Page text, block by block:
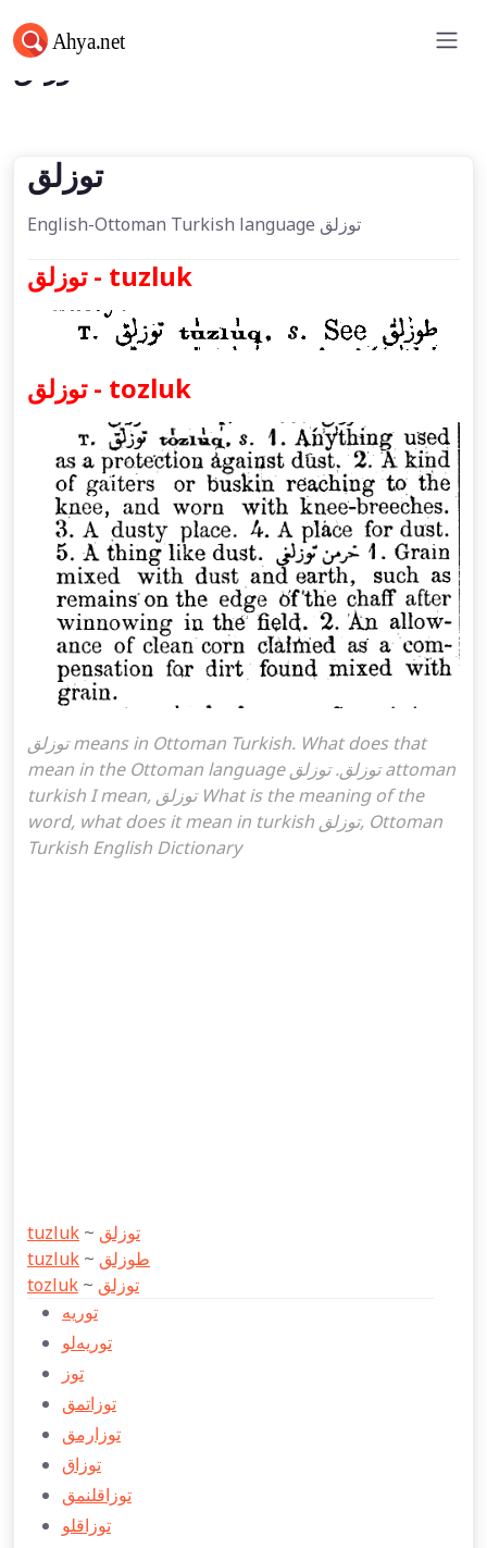
توزلق
توزلق
English-Ottoman Turkish language توزلق
توزلق - tuzluk
توزلق - tozluk
توزلق means in Ottoman Turkish. What does that
mean in the Ottoman language توزلق. توزلق attoman
turkish I mean, توزلق What is the meaning of the
word, what does it mean in turkish توزلق, Ottoman
Turkish English Dictionary
tuzluk ~ توزلق
tuzluk ~ طوزلق
tozluk ~ توزلق
توريه
توريه‌‌‌لو
توز
توزاتمق
توزارمق
توزاق
توزاقلنمق
توزاقلو